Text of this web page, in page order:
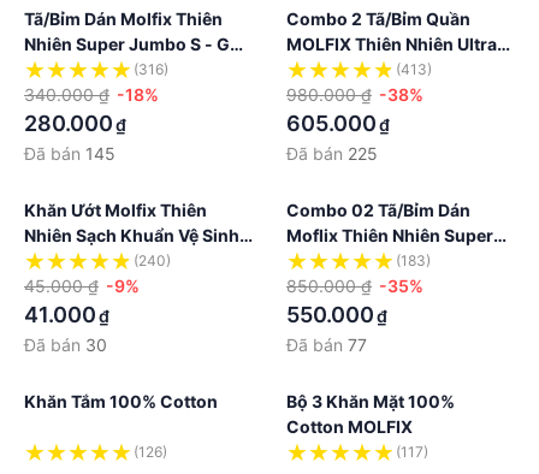
Tã/bỉm Dán Molfix Thiên
Nhiên Super Jumbo S - Gói
80+4 Miếng (316)
340.000 ₫ -18%
280.000₫
Đã bán 145
Combo 2 Tã/bỉm Quần
MOLFIX Thiên Nhiên Ultra
XXL - 2 Gói- 128 Miếng
(413)
980.000 ₫ -38%
605.000₫
Đã bán 225
Khăn Ướt Molfix Thiên
Nhiên Sạch Khuẩn Vệ Sinh -
Gói 100 Miếng(240)
45.000 ₫ -9%
41.000₫
Đã bán 30
Combo 02 Tã/bỉm Dán
Moflix Thiên Nhiên Super
Jumbo M - 2 Gói- 168
Miếng
(183)
850.000 ₫ -35%
550.000₫
Đã bán 77
Khăn Tắm 100% Cotton
(126)
Bộ 3 Khăn Mặt 100%
Cotton MOLFIX
(117)